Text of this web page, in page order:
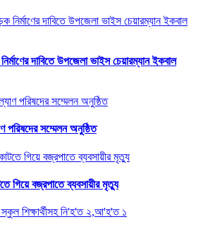
দাবিতে উপজেলা ভাইস চেয়ারম্যান ইকবাল
পরিষদের সম্মেলন অনুষ্ঠিত
গিয়ে বজ্রপাতে ব্যবসায়ীর মৃত্যু